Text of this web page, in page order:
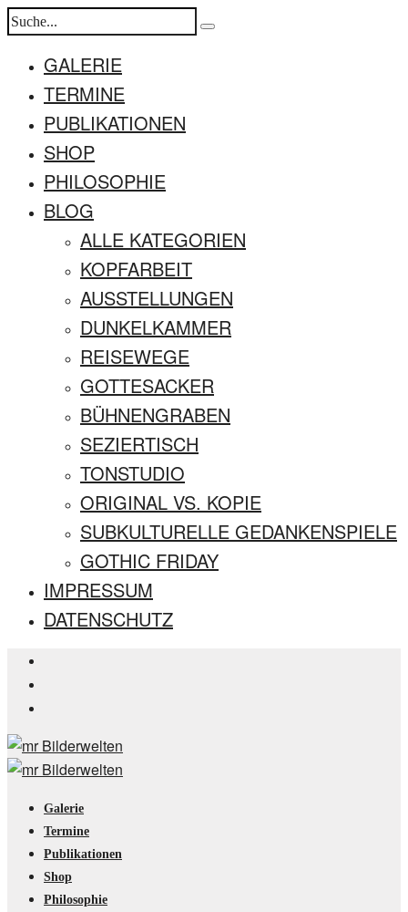
GALERIE
TERMINE
PUBLIKATIONEN
SHOP
PHILOSOPHIE
BLOG
ALLE KATEGORIEN
KOPFARBEIT
AUSSTELLUNGEN
DUNKELKAMMER
REISEWEGE
GOTTESACKER
BÜHNENGRABEN
SEZIERTISCH
TONSTUDIO
ORIGINAL VS. KOPIE
SUBKULTURELLE GEDANKENSPIELE
GOTHIC FRIDAY
IMPRESSUM
DATENSCHUTZ
Galerie
Termine
Publikationen
Shop
Philosophie